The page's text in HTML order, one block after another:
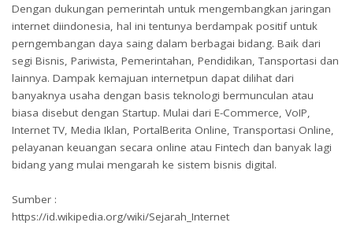
Dengan dukungan pemerintah untuk mengembangkan jaringan
internet diindonesia, hal ini tentunya berdampak positif untuk
perngembangan daya saing dalam berbagai bidang. Baik dari
segi Bisnis, Pariwista, Pemerintahan, Pendidikan, Tansportasi dan
lainnya. Dampak kemajuan internetpun dapat dilihat dari
banyaknya usaha dengan basis teknologi bermunculan atau
biasa disebut dengan Startup. Mulai dari E-Commerce, VoIP,
Internet TV, Media Iklan, PortalBerita Online, Transportasi Online,
pelayanan keuangan secara online atau Fintech dan banyak lagi
bidang yang mulai mengarah ke sistem bisnis digital.
Sumber :
https://id.wikipedia.org/wiki/Sejarah_Internet